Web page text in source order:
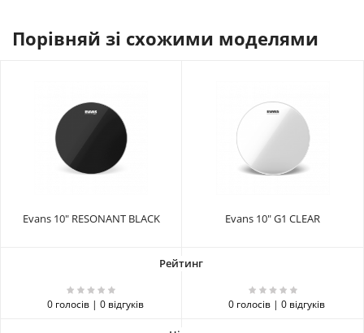
Порівняй зі схожими моделями
Evans 10" RESONANT BLACK Evans 10" G1 CLEAR
0 голосів | 0 відгуків 0 голосів | 0 відгуків